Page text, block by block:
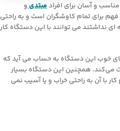
مبتدیو
برای تمام کاوشگران است و به راحتی
ای نداشتند می توانند با این دستگاه کار
خوب این دستگاه به حساب می آید که
می‌کند. همچنین این دستگاه بسیار
با آن به راحتی خراب و یا آسیب نمی